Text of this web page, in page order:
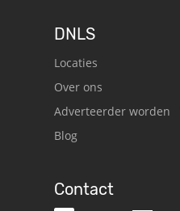
DNLS
Locaties
Over ons
Adverteerder worden
Blog
Contact